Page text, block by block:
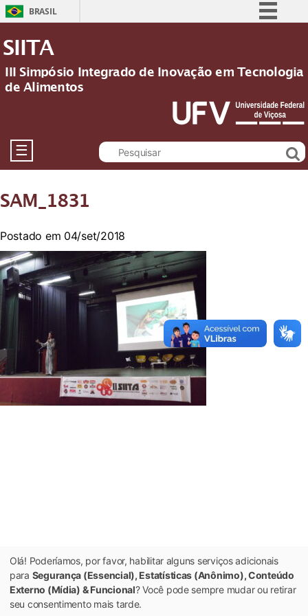
BRASIL
Participe
Acesso à informação
Legislação
Canais
SIITA
III Simpósio Integrado de Inovação em Tecnologia
de Alimentos
☰
SAM_1831
Postado em 04/set/2018
Olá! Poderíamos, por favor, habilitar alguns serviços adicionais
para Segurança (Essencial), Estatísticas (Anônimo), Conteúdo
Externo (Mídia) & Funcional? Você pode sempre mudar ou retirar
seu consentimento mais tarde.